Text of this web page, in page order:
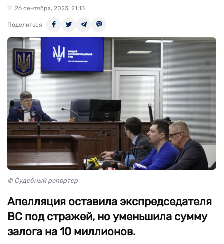
26 сентября, 2023, 21:13
Поделиться
© Судебный репортер
Апелляция оставила экспредседателя
ВС под стражей, но уменьшила сумму
залога на 10 миллионов.